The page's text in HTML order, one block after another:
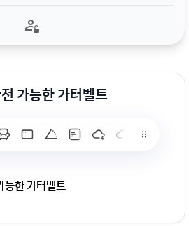
가능한 가터벨트
능한 가터벨트